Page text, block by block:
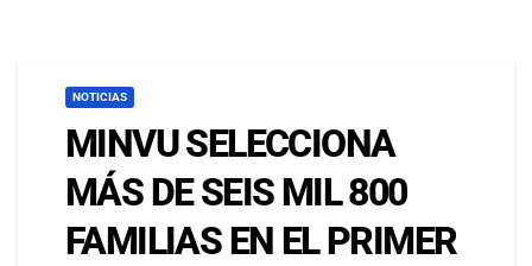
NOTICIAS
MINVU SELECCIONA
MÁS DE SEIS MIL 800
FAMILIAS EN EL PRIMER